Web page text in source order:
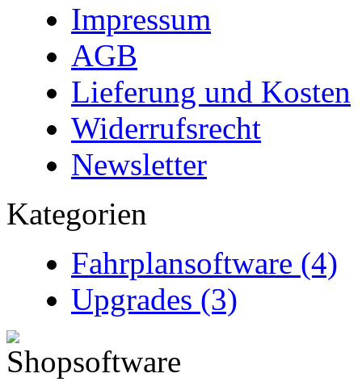
Impressum
AGB
Lieferung und Kosten
Widerrufsrecht
Newsletter
Kategorien
Fahrplansoftware (4)
Upgrades (3)